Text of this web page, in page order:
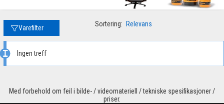
Varefilter Sortering: Relevans
Ingen treff
Med forbehold om feil i bilde- / videomateriell / tekniske spesifikasjoner /
priser.